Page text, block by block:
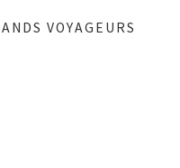
VOYAGEURS